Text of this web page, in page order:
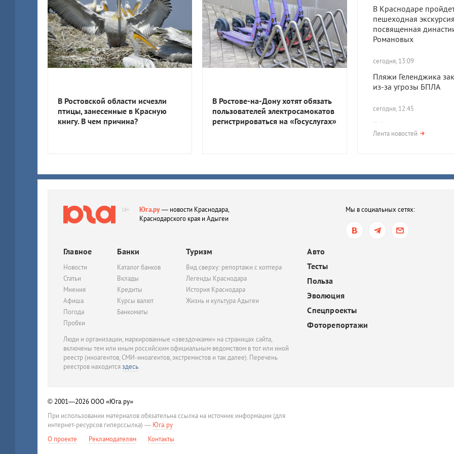
В Краснодаре
пешеходная
посвященная
Романовых
сегодня, 13:09
Пляжи Геленджика
из-за угрозы БПЛА
сегодня, 12:45
В Краснодаре
сирены из-за атаки
В Краснодаре
«Электрический
вчера, 19:06
Лента новостей
В Ростовской области исчезли
птицы, занесенные в Красную
книгу. В чем причина?
В Ростове-на-Дону хотят обязать
пользователей электросамокатов
регистрироваться на «Госуслугах»
18+ Юга.ру— новости Краснодара,
Краснодарского края и Адыгеи
Мы в социальных сетях:
Главное
Новости
Статьи
Мнения
Афиша
Погода
Пробки
Банки
Каталог банков
Вклады
Кредиты
Курсы валют
Банкоматы
Туризм
Вид сверху: репортажи с коптера
Легенды Краснодара
История Краснодара
Жизнь и культура Адыгеи
Авто
Тесты
Польза
Эволюция
Спецпроекты
Фоторепортажи
Люди и организации, маркированные «звездочками» на страницах сайта,
включены тем или иным российским официальным ведомством в тот или иной
реестр (иноагентов, СМИ-иноагентов, экстремистов и так далее). Перечень
реестров находитсяздесь.
© 2001—2026ООО «Юга.ру»
При использовании материалов обязательна ссылка на источник информации (для
интернет-ресурсов гиперссылка) — Юга.ру
О проекте
Рекламодателям Контакты